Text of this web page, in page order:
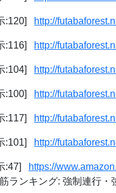
:120] http://
:116] http://
:104] http://
:100] http://
:117] http://
:101] http://
:47] https://
ランキング: 強制連行